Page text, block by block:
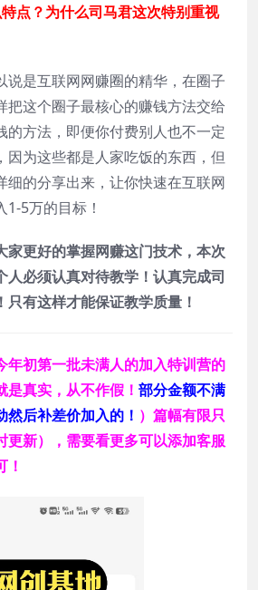
点？为什么司马君这次特别重视
说是互联网网赚圈的精华，在圈子
把这个圈子最核心的赚钱方法交给
的方法，即便你付费别人也不一定
因为这些都是人家吃饭的东西，但
细的分享出来，让你快速在互联网
5万的目标！
家更好的掌握网赚这门技术，本次
人必须认真对待教学！认真完成司
有这样才能保证教学质量！
年初第一批未满人的加入特训营的
真实，从不作假！ 部分金额不满
后补差价加入的！ ）篇幅有限只
更新），需要看更多可以添加客服